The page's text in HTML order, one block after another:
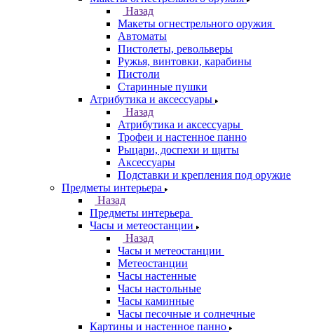
Назад
Макеты огнестрельного оружия
Автоматы
Пистолеты, револьверы
Ружья, винтовки, карабины
Пистоли
Старинные пушки
Атрибутика и аксессуары
Назад
Атрибутика и аксессуары
Трофеи и настенное панно
Рыцари, доспехи и щиты
Аксессуары
Подставки и крепления под оружие
Предметы интерьера
Назад
Предметы интерьера
Часы и метеостанции
Назад
Часы и метеостанции
Метеостанции
Часы настенные
Часы настольные
Часы каминные
Часы песочные и солнечные
Картины и настенное панно